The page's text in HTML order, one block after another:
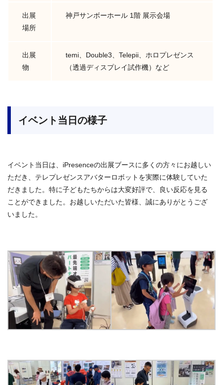
出展
場所
神戸サンボーホール 1階 展示会場
出展
物
temi、Double3、Telepii、ホロプレゼンス
（透過ディスプレイ試作機）など
イベント当日の様子
イベント当日は、iPresenceの出展ブースに多くの方々にお越しい
ただき、テレプレゼンスアバターロボットを実際に体験していた
だきました。特に子どもたちからは大変好評で、良い反応を見る
ことができました。お越しいただいた皆様、誠にありがとうござ
いました。